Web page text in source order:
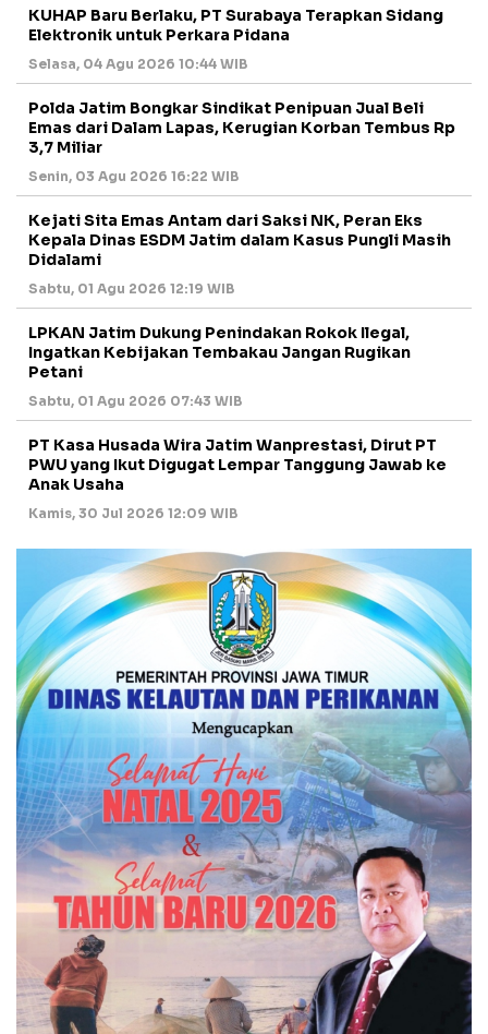
KUHAP Baru Berlaku, PT Surabaya Terapkan Sidang
Elektronik untuk Perkara Pidana
Selasa, 04 Agu 2026 10:44 WIB
Polda Jatim Bongkar Sindikat Penipuan Jual Beli
Emas dari Dalam Lapas, Kerugian Korban Tembus Rp
3,7 Miliar
Senin, 03 Agu 2026 16:22 WIB
Kejati Sita Emas Antam dari Saksi NK, Peran Eks
Kepala Dinas ESDM Jatim dalam Kasus Pungli Masih
Didalami
Sabtu, 01 Agu 2026 12:19 WIB
LPKAN Jatim Dukung Penindakan Rokok Ilegal,
Ingatkan Kebijakan Tembakau Jangan Rugikan
Petani
Sabtu, 01 Agu 2026 07:43 WIB
PT Kasa Husada Wira Jatim Wanprestasi, Dirut PT
PWU yang Ikut Digugat Lempar Tanggung Jawab ke
Anak Usaha
Kamis, 30 Jul 2026 12:09 WIB